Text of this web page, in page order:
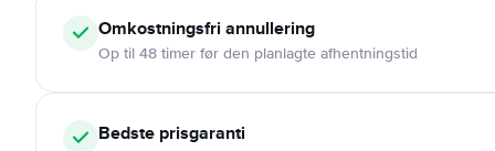
Omkostningsfri annullering
Op til 48 timer før den planlagte afhentningstid
Bedste prisgaranti